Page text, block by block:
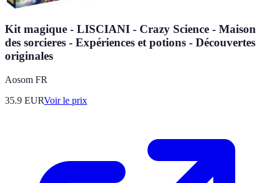
Kit magique - LISCIANI - Crazy Science - Maison
des sorcieres - Expériences et potions - Découvertes
originales
Aosom FR
35.9 EURVoir le prix